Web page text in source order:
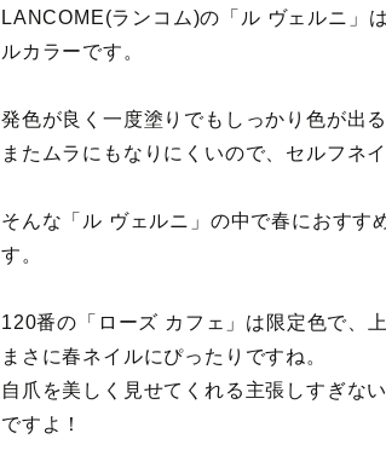
LANCOME(ランコム)の「ル ヴェルニ」
ルカラーです。
発色が良く一度塗りでもしっかり色が出
またムラにもなりにくいので、セルフネ
そんな「ル ヴェルニ」の中で春におす
す。
120番の「ローズ カフェ」は限定色で、
まさに春ネイルにぴったりですね。
自爪を美しく見せてくれる主張しすぎな
ですよ！